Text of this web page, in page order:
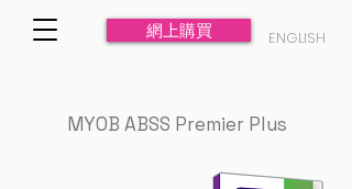
網上購買 ENGLISH
MYOB ABSS Premier Plus